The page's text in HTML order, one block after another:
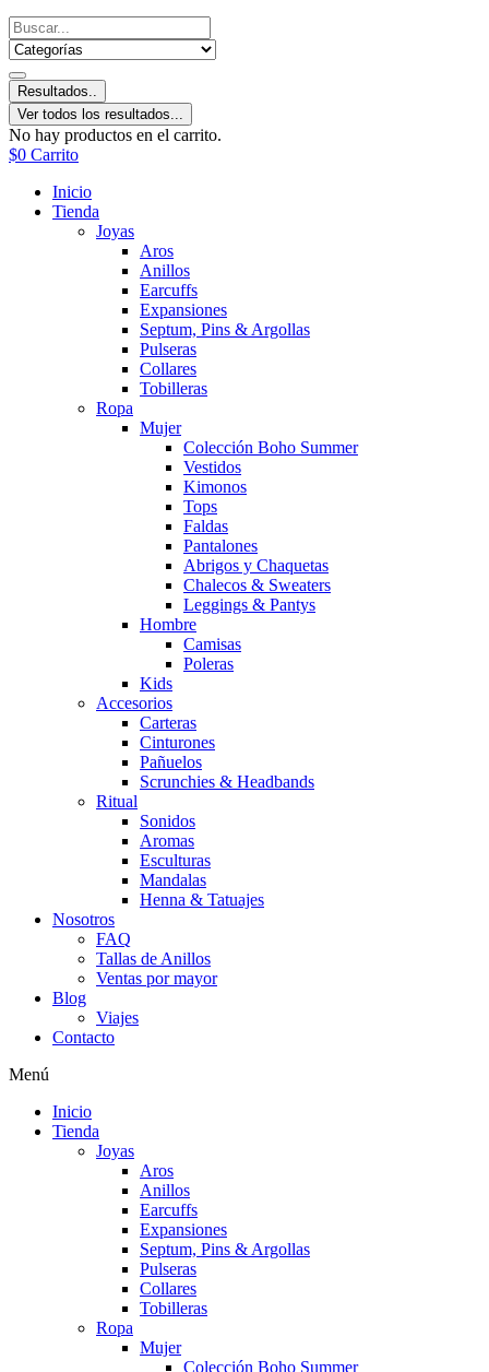
Resultados..
Ver todos los resultados...
No hay productos en el carrito.
$0 Carrito
Inicio
Tienda
Joyas
Aros
Anillos
Earcuffs
Expansiones
Septum, Pins & Argollas
Pulseras
Collares
Tobilleras
Ropa
Mujer
Colección Boho Summer
Vestidos
Kimonos
Tops
Faldas
Pantalones
Abrigos y Chaquetas
Chalecos & Sweaters
Leggings & Pantys
Hombre
Camisas
Poleras
Kids
Accesorios
Carteras
Cinturones
Pañuelos
Scrunchies & Headbands
Ritual
Sonidos
Aromas
Esculturas
Mandalas
Henna & Tatuajes
Nosotros
FAQ
Tallas de Anillos
Ventas por mayor
Blog
Viajes
Contacto
Menú
Inicio
Tienda
Joyas
Aros
Anillos
Earcuffs
Expansiones
Septum, Pins & Argollas
Pulseras
Collares
Tobilleras
Ropa
Mujer
Colección Boho Summer